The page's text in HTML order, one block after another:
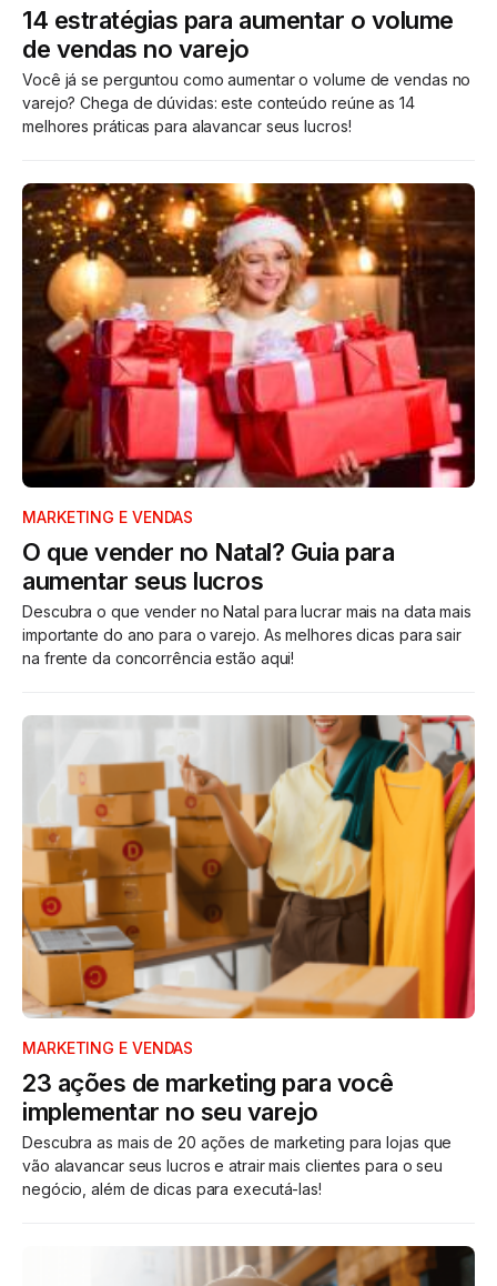
14 estratégias para aumentar o volume
de vendas no varejo
Você já se perguntou como aumentar o volume de vendas no
varejo? Chega de dúvidas: este conteúdo reúne as 14
melhores práticas para alavancar seus lucros!
MARKETING E VENDAS
O que vender no Natal? Guia para
aumentar seus lucros
Descubra o que vender no Natal para lucrar mais na data mais
importante do ano para o varejo. As melhores dicas para sair
na frente da concorrência estão aqui!
MARKETING E VENDAS
23 ações de marketing para você
implementar no seu varejo
Descubra as mais de 20 ações de marketing para lojas que
vão alavancar seus lucros e atrair mais clientes para o seu
negócio, além de dicas para executá-las!